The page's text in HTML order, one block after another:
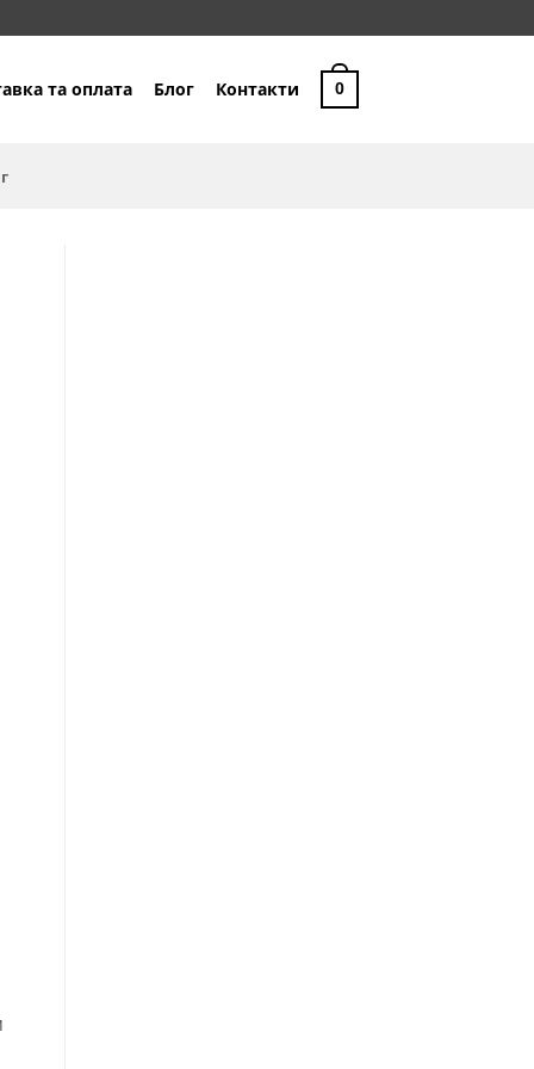
та оплата Блог Контакти 0